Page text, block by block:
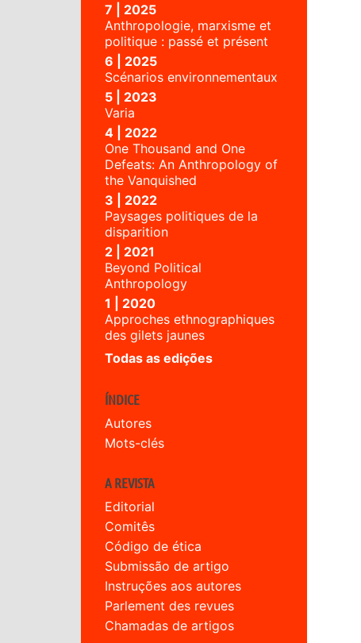
7 | 2025
Anthropologie, marxisme et
politique : passé et présent
6 | 2025
Scénarios environnementaux
5 | 2023
Varia
4 | 2022
One Thousand and One
Defeats: An Anthropology of
the Vanquished
3 | 2022
Paysages politiques de la
disparition
2 | 2021
Beyond Political
Anthropology
1 | 2020
Approches ethnographiques
des gilets jaunes
Todas as edições
ÍNDICE
Autores
Mots-clés
A REVISTA
Editorial
Comitês
Código de ética
Submissão de artigo
Instruções aos autores
Parlement des revues
Chamadas de artigos